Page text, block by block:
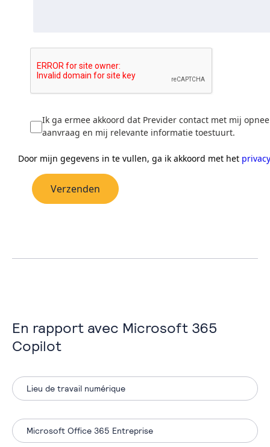
Ik ga ermee akkoord dat Previder contact met mij
aanvraag en mij relevante informatie toestuurt.
Door mijn gegevens in te vullen, ga ik akkoord met het
Verzenden
En rapport avec Microsoft 365
Copilot
Lieu de travail numérique
Microsoft Office 365 Entreprise